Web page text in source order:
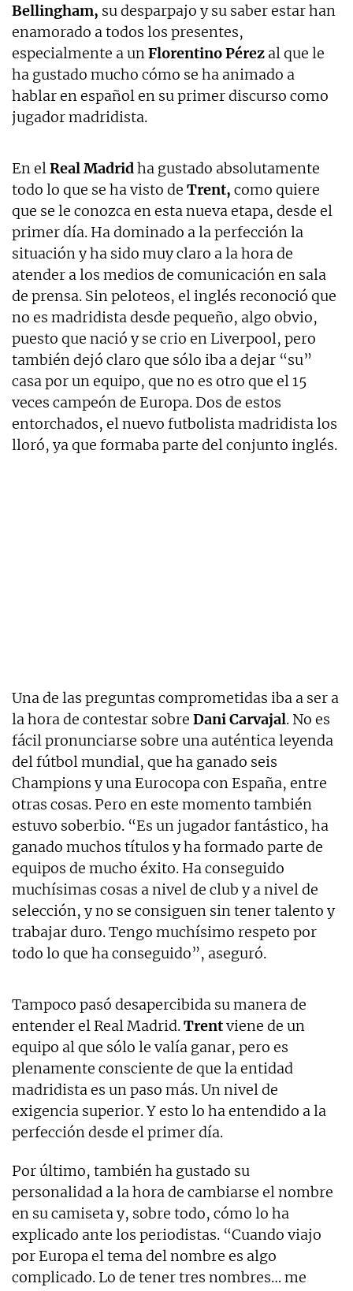
Bellingham, su desparpajo y su saber estar han
enamorado a todos los presentes,
especialmente a unFlorentino Pérez al que le
ha gustado mucho cómo se ha animado a
hablar en español en su primer discurso como
jugador madridista.
En elReal Madridha gustado absolutamente
todo lo que se ha visto de Trent, como quiere
que se le conozca en esta nueva etapa, desde el
primer día. Ha dominado a la perfección la
situación y ha sido muy claro a la hora de
atender a los medios de comunicación en sala
de prensa. Sin peloteos, el inglés reconoció que
no es madridista desde pequeño, algo obvio,
puesto que nació y se crio en Liverpool, pero
también dejó claro que sólo iba a dejar “su”
casa por un equipo, que no es otro que el 15
veces campeón de Europa. Dos de estos
entorchados, el nuevo futbolista madridista los
lloró, ya que formaba parte del conjunto inglés.
Una de las preguntas comprometidas iba a ser a
la hora de contestar sobre Dani Carvajal. No es
fácil pronunciarse sobre una auténtica leyenda
del fútbol mundial, que ha ganado seis
Champions y una Eurocopa con España, entre
otras cosas. Pero en este momento también
estuvo soberbio. “Es un jugador fantástico, ha
ganado muchos títulos y ha formado parte de
equipos de mucho éxito. Ha conseguido
muchísimas cosas a nivel de club y a nivel de
selección, y no se consiguen sin tener talento y
trabajar duro. Tengo muchísimo respeto por
todo lo que ha conseguido”, aseguró.
Tampoco pasó desapercibida su manera de
entender el Real Madrid.Trentviene de un
equipo al que sólo le valía ganar, pero es
plenamente consciente de que la entidad
madridista es un paso más. Un nivel de
exigencia superior. Y esto lo ha entendido a la
perfección desde el primer día.
Por último, también ha gustado su
personalidad a la hora de cambiarse el nombre
en su camiseta y, sobre todo, cómo lo ha
explicado ante los periodistas. “Cuando viajo
por Europa el tema del nombre es algo
complicado. Lo de tener tres nombres… me